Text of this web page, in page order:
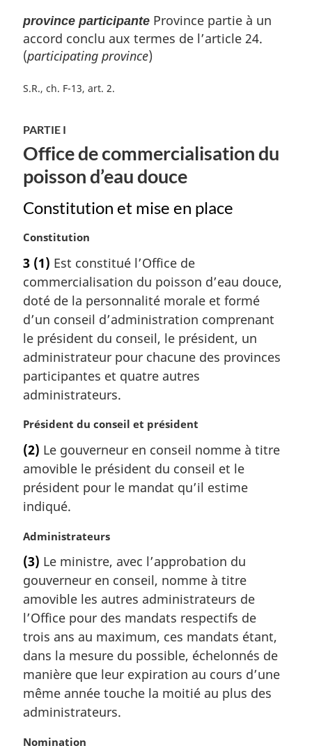
province participante Province partie à un
accord conclu aux termes de l’article 24.
(participating province)
S.R., ch. F-13, art. 2
PARTIE I
Office de commercialisation du
poisson d’eau douce
Constitution et mise en place
N
t
e
m
a
g
i
n
a
e
Constitution
3 (1) Est constitué l’Office de
commercialisation du poisson d’eau douce,
doté de la personnalité morale et formé
d’un conseil d’administration comprenant
le président du conseil, le président, un
administrateur pour chacune des provinces
participantes et quatre autres
administrateurs.
N
t
e
m
a
g
n
a
e
:
Président du conseil et président
(2) Le gouverneur en conseil nomme à titre
amovible le président du conseil et le
président pour le mandat qu’il estime
indiqué.
N
t
e
m
a
g
i
n
a
e
:
Administrateurs
(3) Le ministre, avec l’approbation du
gouverneur en conseil, nomme à titre
amovible les autres administrateurs de
l’Office pour des mandats respectifs de
trois ans au maximum, ces mandats étant,
dans la mesure du possible, échelonnés de
manière que leur expiration au cours d’une
même année touche la moitié au plus des
administrateurs.
N
Nomination